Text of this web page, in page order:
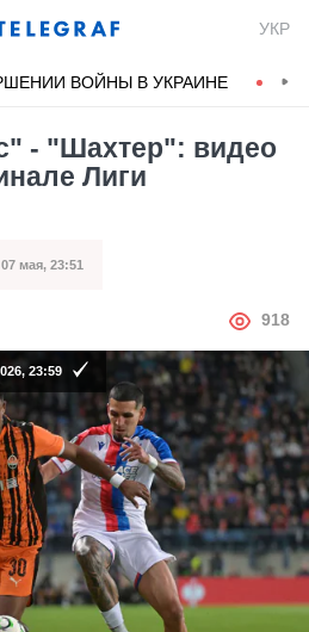
УКР
ВОЙНЫ В УКРАИНЕ
- "Шахтер": видео
Лиги
07 мая, 23:51
АВТОР
918
23:59